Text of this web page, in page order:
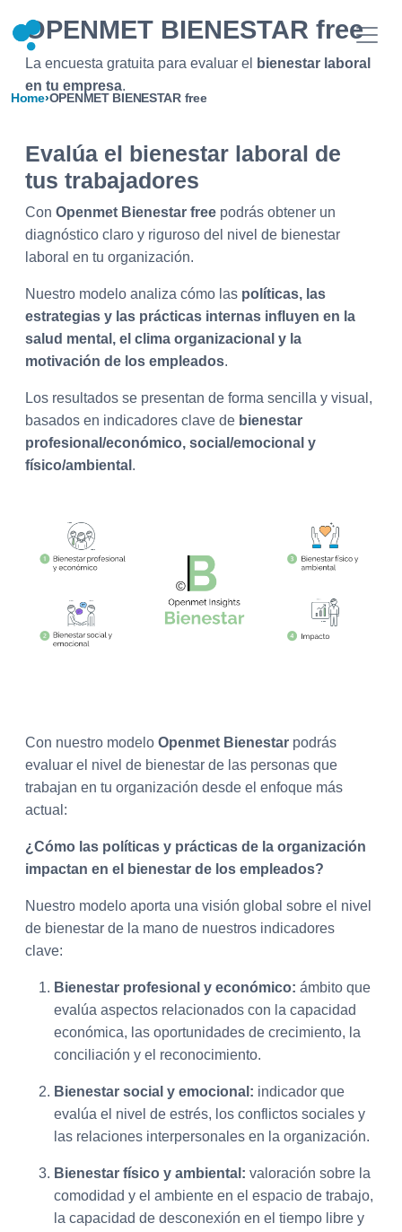
Home›OPENMET BIENESTAR free
OPENMET BIENESTAR free
La encuesta gratuita para evaluar el
bienestar laboral
en tu empresa.
Evalúa el bienestar laboral de
tus trabajadores
Con Openmet Bienestar free podrás obtener un
diagnóstico claro y riguroso del nivel de bienestar
laboral en tu organización.
Nuestro modelo analiza cómo las políticas, las
estrategias y las prácticas internas influyen en la
salud mental, el clima organizacional y la
motivación de los empleados.
Los resultados se presentan de forma sencilla y visual,
basados en indicadores clave de bienestar
profesional/económico, social/emocional y
físico/ambiental .
Con nuestro modelo Openmet Bienestar podrás
evaluar el nivel de bienestar de las personas que
trabajan en tu organización desde el enfoque más
actual:
¿Cómo las políticas y prácticas de la organización
impactan en el bienestar de los empleados?
Nuestro modelo aporta una visión global sobre el nivel
de bienestar de la mano de nuestros indicadores
clave:
Bienestar profesional y económico: ámbito que
evalúa aspectos relacionados con la capacidad
económica, las oportunidades de crecimiento, la
conciliación y el reconocimiento.
Bienestar social y emocional: indicador que
evalúa el nivel de estrés, los conflictos sociales y
las relaciones interpersonales en la organización.
Bienestar físico y ambiental: valoración sobre la
comodidad y el ambiente en el espacio de trabajo,
la capacidad de desconexión en el tiempo libre y